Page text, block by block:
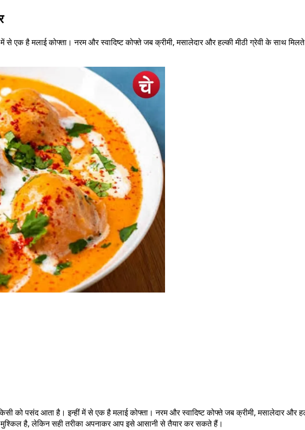
एक है मलाई कोफ्ता। नरम और स्वादिष्ट कोफ्ते जब क्रीमी, मसालेदार और हल्की मीठी ग्रेवी के साथ
को पसंद आता है। इन्हीं में से एक है मलाई कोफ्ता। नरम और स्वादिष्ट कोफ्ते जब क्रीमी, मसालेदार और
मुश्किल है, लेकिन सही तरीका अपनाकर आप इसे आसानी से तैयार कर सकते हैं।